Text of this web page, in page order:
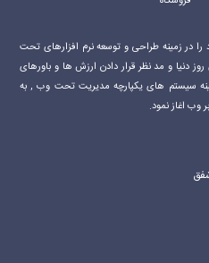
سال 1390 فعالیت خود را در زمینه طراحی و توسعه نرم افزارهای تحت
دنیا و مد نظر قرار دادن ارزش ها و باورهای
سیستم های یکپارچه مدیریت تحت وب , به
وب اغاز نمود.